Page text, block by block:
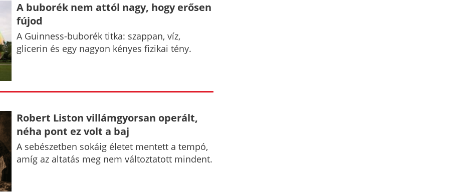
A buborék nem attól nagy, hogy erősen
fújod
A Guinness-buborék titka: szappan, víz,
glicerin és egy nagyon kényes fizikai tény.
Robert Liston villámgyorsan operált,
néha pont ez volt a baj
A sebészetben sokáig életet mentett a tempó,
amíg az altatás meg nem változtatott mindent.